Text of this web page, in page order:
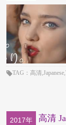
TAG：高清
2017年
高清